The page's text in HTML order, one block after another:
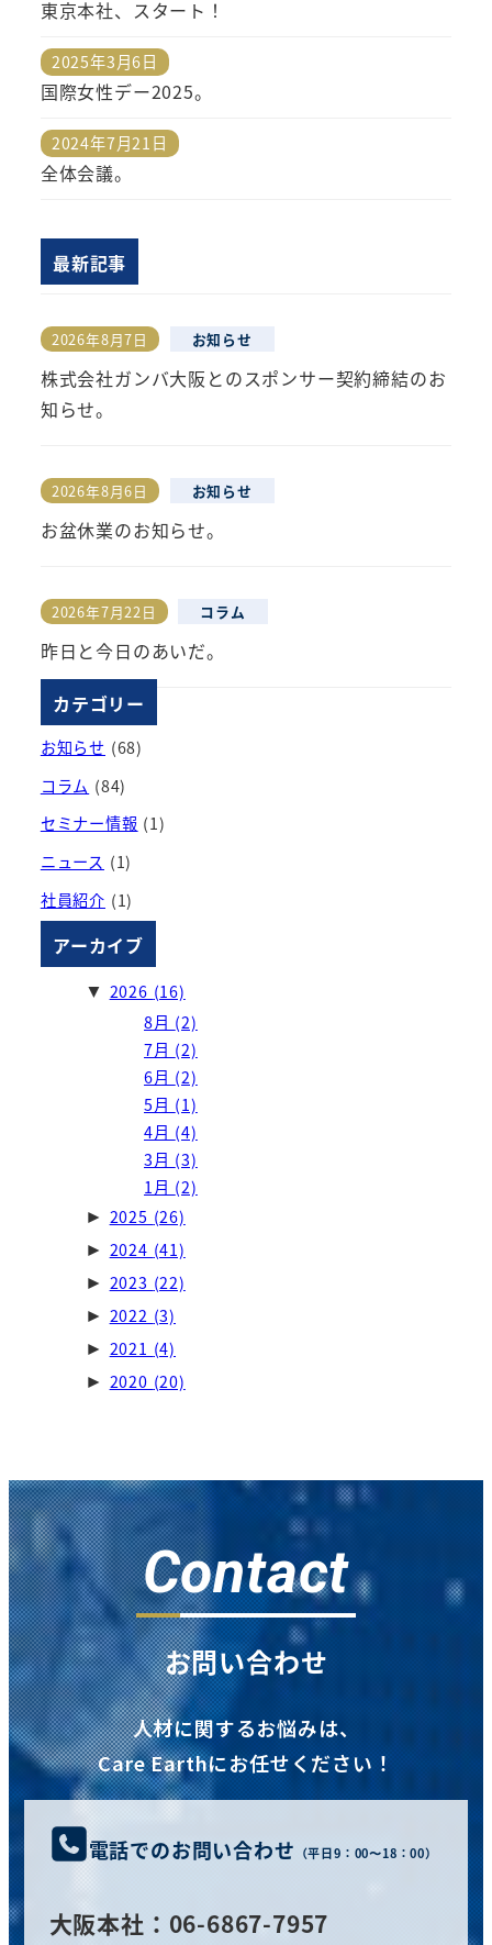
東京本社、スタート！
国際女性デー2025。
投稿日
2025年3月6日
全体会議。
投稿日
2024年7月21日
最新記事
株式会社ガンバ大阪とのスポンサー契約締結のお
知らせ。
投稿日
2026年8月7日 お知らせ
お盆休業のお知らせ。
投稿日
2026年8月6日 お知らせ
昨日と今日のあいだ。
投稿日
2026年7月22日 コラム
カテゴリー
お知らせ (68)
コラム (84)
セミナー情報 (1)
ニュース (1)
社員紹介 (1)
アーカイブ
▼ 2026 (16)
8月 (2)
7月 (2)
6月 (2)
5月 (1)
4月 (4)
3月 (3)
1月 (2)
► 2025 (26)
► 2024 (41)
► 2023 (22)
► 2022 (3)
► 2021 (4)
► 2020 (20)
Contact
お問い合わせ
人材に関するお悩みは、
Care Earthにお任せください！
電話でのお問い合わせ （平日9：00〜18：00）
大阪本社 ：06-6867-7957